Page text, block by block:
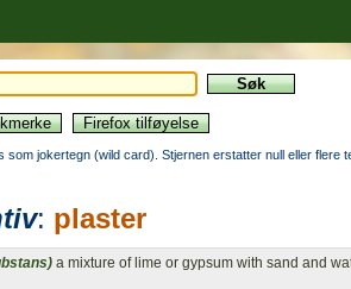
jokertegn (wild card). Stjernen erstatter null eller flere
: plaster
a mixture of lime or gypsum with sand and